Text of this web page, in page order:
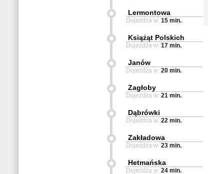
Lermontowa
Dojeżdża w: 15 min.
Książąt Polskich
Dojeżdża w: 17 min.
Janów
Dojeżdża w: 20 min.
Zagłoby
Dojeżdża w: 21 min.
Dąbrówki
Dojeżdża w: 22 min.
Zakładowa
Dojeżdża w: 23 min.
Hetmańska
Dojeżdża w: 24 min.